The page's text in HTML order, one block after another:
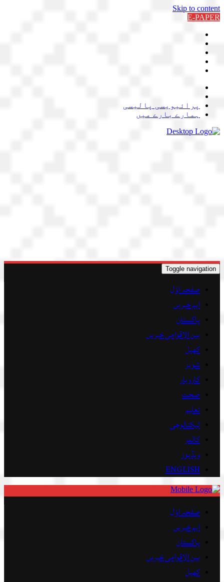
Skip to content
E-PAPER
پرائیویسی پالیسی
ہمارے بارے میں
Toggle navigation
صفحہ اوّل
اہم خبریں
پاکستان
بین الاقوامی خبریں
کھیل
شوبز
کاروبار
صحت
تعلیم
ٹیکنالوجی
کالمز
ویڈیوز
ENGLISH
صفحہ اوّل
اہم خبریں
پاکستان
بین الاقوامی خبریں
کھیل